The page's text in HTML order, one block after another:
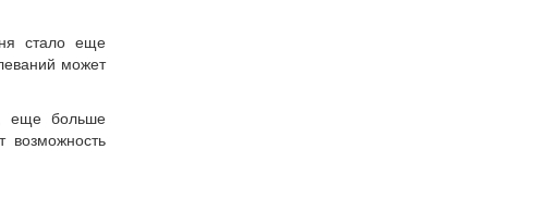
стало еще
может
еще больше
возможность